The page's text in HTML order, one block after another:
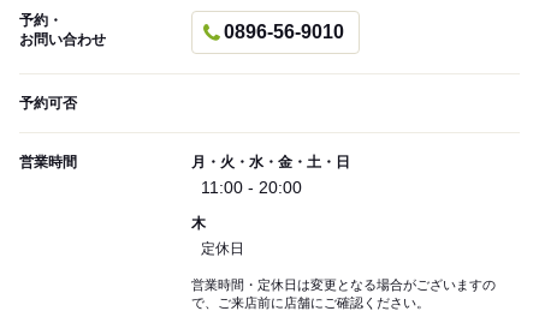
予約・
お問い合わせ
0896-56-9010
予約可否
営業時間 月・火・水・金・土・日
11:00 - 20:00
木
定休日
営業時間・定休日は変更となる場合がございますの
で、ご来店前に店舗にご確認ください。